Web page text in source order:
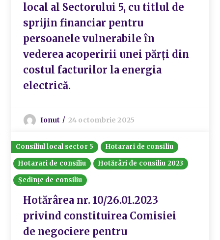
local al Sectorului 5, cu titlul de
sprijin financiar pentru
persoanele vulnerabile în
vederea acoperirii unei părți din
costul facturilor la energia
electrică.
Ionut 24 octombrie 2025
Consiliul local sector 5
Hotarari de consiliu
Hotarari de consiliu
Hotărâri de consiliu 2023
Ședințe de consiliu
Hotărârea nr. 10/26.01.2023
privind constituirea Comisiei
de negociere pentru